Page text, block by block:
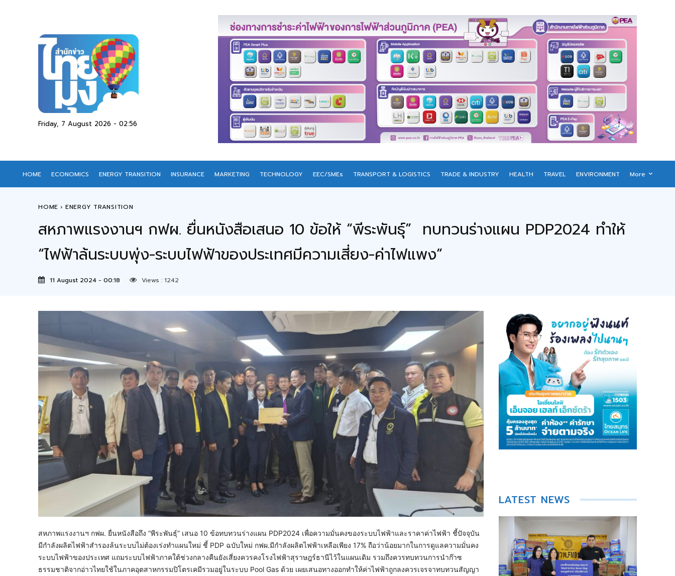
Friday, 7 August 2026 - 02:56
HOME ECONOMICS ENERGY TRANSITION INSURANCE MARKETING TECHNOLOGY EEC/SMEs TRANSPORT & LOGISTICS TRADE & INDUSTRY HEALTH TRAVEL ENVIRONMENT More
HOME ENERGY TRANSITION
สหภาพแรงงานฯ กฟผ. ยื่นหนังสือเสนอ 10 ข้อให้ “พีระพันธุ์” ทบทวนร่างแผน PDP2024 ทำให้
“ไฟฟ้าล้นระบบพุ่ง-ระบบไฟฟ้าของประเทศมีความเสี่ยง-ค่าไฟแพง”
11 August 2024 - 00:18 Views : 1242
สหภาพแรงงานฯ กฟผ. ยื่นหนังสือถึง “พีระพันธุ์” เสนอ 10 ข้อทบทวนร่างแผน PDP2024 เพื่อความมั่นคงของระบบไฟฟ้าและราคาค่าไฟฟ้า ชี้ปัจจุบัน
มีกำลังผลิตไฟฟ้าสำรองล้นระบบไม่ต้องเร่งทำแผนใหม่ ชี้ PDP ฉบับใหม่ กฟผ.มีกำลังผลิตไฟฟ้าเหลือเพียง 17% ถือว่าน้อยมากในการดูแลความมั่นคง
ระบบไฟฟ้าของประเทศ แถมระบบไฟฟ้าภาคใต้ช่วงกลางคืนยังเสี่ยงควรคงโรงไฟฟ้าสุราษฎร์ธานีไว้ในแผนเดิม รวมถึงควรทบทวนการนำก๊าซ
ธรรมชาติจากอ่าวไทยใช้ในภาคอุตสาหกรรมปิโตรเคมีรวมอยู่ในระบบ Pool Gas ด้วย เผยเสนอทางออกทำให้ค่าไฟฟ้าถูกลงควรเจรจาทบทวนสัญญา
LATEST NEWS